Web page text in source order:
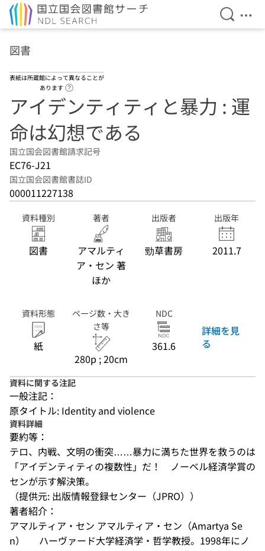
検索を
メ
図書
表紙は所蔵館によって異なることが
あります
アイデンティティと暴力 : 運
命は幻想である
国立国会図書館請求記号
EC76-J21
国立国会図書館書誌ID
000011227138
資料種別
図書
著者
アマルティ
ア・セン 著
ほか
出版者
勁草書房
出版年
2011.7
資料形態
紙
ページ数・大き
さ等
280p ; 20cm
NDC
361.6
詳細を見
る
資料に関する注記
一般注記：
原タイトル: Identity and violence
資料詳細
要約等：
テロ、内戦、文明の衝突……暴力に満ちた世界を救うのは
「アイデンティティの複数性」だ！　ノーベル経済学賞の
センが示す解決策。
（提供元: 出版情報登録センター（JPRO））
著者紹介：
アマルティア・セン アマルティア・セン（Amartya Se
n）  　ハーヴァード大学経済学・哲学教授。1998年にノ